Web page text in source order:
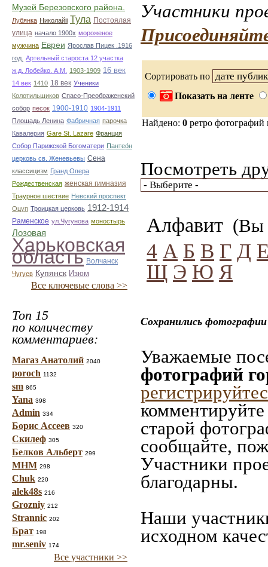
Музей Березовского района.
Лубянка Николайii Тула Постоялая
улица начало 1900х мороженое
мужчина Евреи Ярослав Пицек .1916
год. Артельный староста 12 участка
ж.д. Лобейко. А.М.
1903-1909 16 век
14 век 1410 18 век Ученики
Колотильшиков Спасо-Преображенский
собор песок 1900-1910 1904-1911
Плошадь Ленина Фабричная парочка
Кавалерия Gare St. Lazare Франция
Собор Парижской Богоматери Пантео́н
церковь св. Женевьевы Сена
классицизм Гранд Опера
Рождественская женская гимназия
Траурное шествие Невский проспект
Оцуп Троицкая церковь 1912-1914
Раменское ул.Чугунова моностырь
Лозовая
Харьковская
область Волчанск
Чугуев Купянск Изюм
Все ключевые слова >>
Топ 15
по количеству
комментариев:
Магаз Анатолий 2040
poroch 1132
sm 865
Yana 398
Admin 334
Борис Ассеев 320
Скилеф 305
Белков Альберт 299
МНМ 298
Chuk 220
alek48s 216
Grozniy 212
Strannic 202
Брат 198
mr.seniv 174
Все участники >>
Участники
Сортировать по
Показать на ленте
Найдено: 0 ретро
Посмотреть
Алфавит (Вы
4 А Б В Г Д
Щ Э Ю Я
Сохранились
Уважаемые
фотографий
старой
сообщайте,
Участники
благодарны.
Наши
исходном